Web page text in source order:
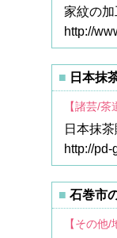
家紋の
http://
日本抹
【諸芸/茶
日本抹
http://
石巻市
【その他